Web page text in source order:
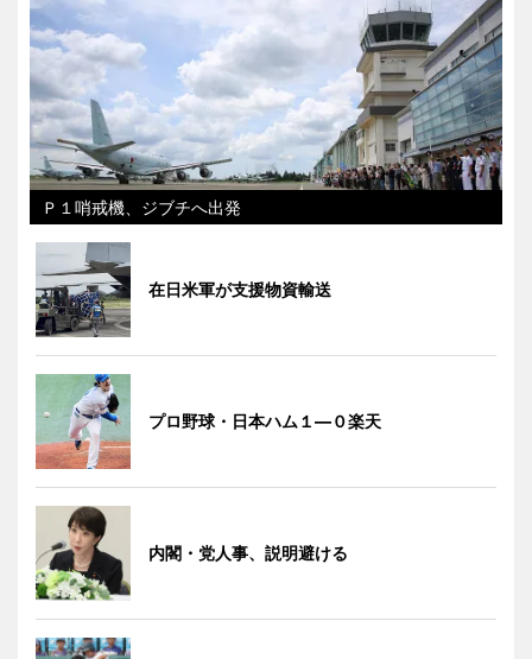
Ｐ１哨戒機、ジブチへ出発
在日米軍が支援物資輸送
プロ野球・日本ハム１―０楽天
内閣・党人事、説明避ける